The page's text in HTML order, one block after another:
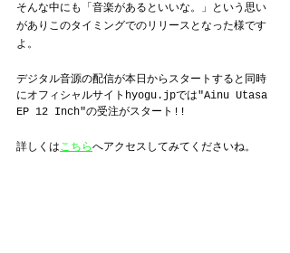
そんな中にも「音楽があるといいな。」という思い
がありこのタイミングでのリリースとなった様です
よ。
デジタル音源の配信が本日からスタートすると同時
にオフィシャルサイトhyogu.jpでは"Ainu Utasa
EP 12 Inch"の受注がスタート!!
詳しくはこちらへアクセスしてみてくださいね。